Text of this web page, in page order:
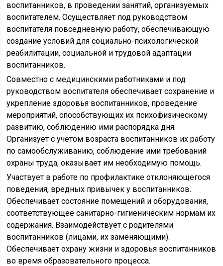
воспитанников, в проведении занятий, организуемых
воспитателем. Осуществляет под руководством
воспитателя повседневную работу, обеспечивающую
создание условий для социально-психологической
реабилитации, социальной и трудовой адаптации
воспитанников.
Совместно с медицинскими работниками и под
руководством воспитателя обеспечивает сохранение и
укрепление здоровья воспитанников, проведение
мероприятий, способствующих их психофизическому
развитию, соблюдению ими распорядка дня.
Организует с учетом возраста воспитанников их работу
по самообслуживанию, соблюдение ими требований
охраны труда, оказывает им необходимую помощь.
Участвует в работе по профилактике отклоняющегося
поведения, вредных привычек у воспитанников.
Обеспечивает состояние помещений и оборудования,
соответствующее санитарно-гигиеническим нормам их
содержания. Взаимодействует с родителями
воспитанников (лицами, их заменяющими).
Обеспечивает охрану жизни и здоровья воспитанников
во время образовательного процесса.